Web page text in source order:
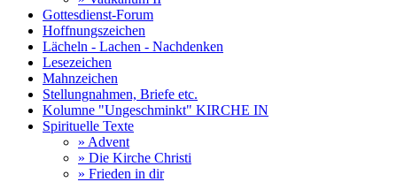
Gottesdienst-Forum
Hoffnungszeichen
Lächeln - Lachen - Nachdenken
Lesezeichen
Mahnzeichen
Stellungnahmen, Briefe etc.
Kolumne "Ungeschminkt" KIRCHE IN
Spirituelle Texte
» Advent
» Die Kirche Christi
» Frieden in dir